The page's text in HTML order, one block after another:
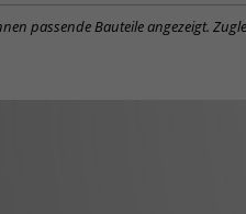
passende Bauteile angezeigt.